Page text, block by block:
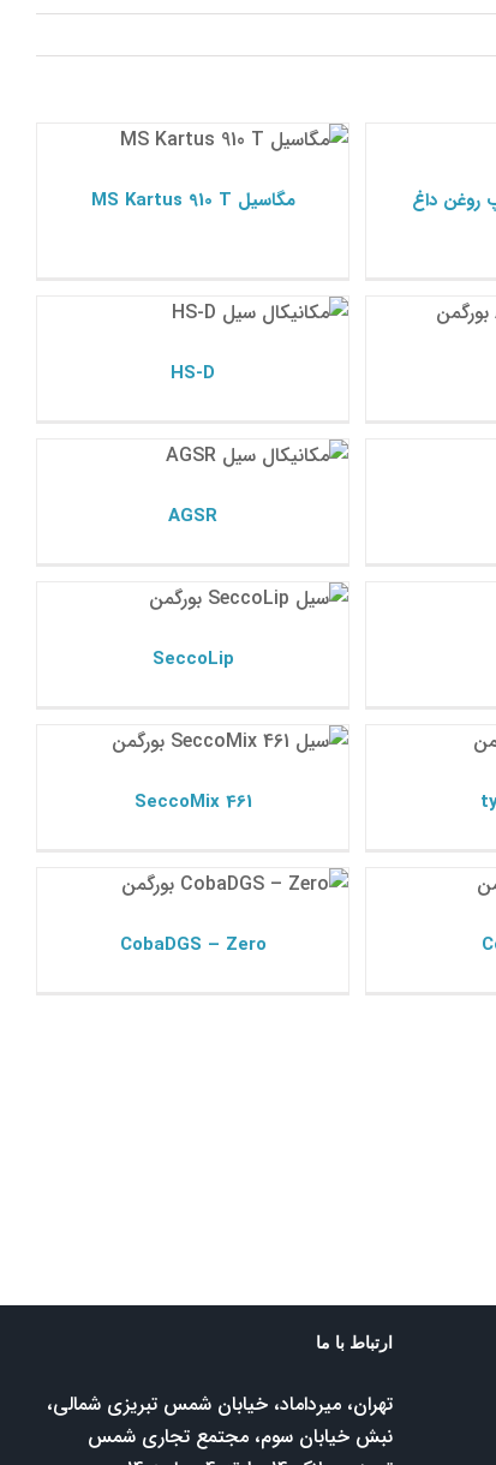
روغن داغ
مکانیکال سیل بورگمن
مگاسیل MS Kartus 910 T
مکانیکال سیل بورگمن
HS-D
مکانیکال سیل بورگمن
AGSR
مکانیکال سیل بورگمن
SeccoLip
مکانیکال سیل بورگمن
SeccoMix 461
مکانیکال سیل بورگمن
CobaDGS – Zero
ارتباط با ما
تهران، میرداماد، خیابان شمس تبریزی شمالی،
نبش خیابان سوم، مجتمع تجاری شمس